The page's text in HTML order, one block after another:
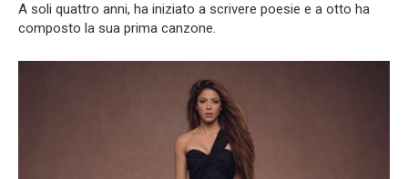
A soli quattro anni, ha iniziato a scrivere poesie e a otto ha
composto la sua prima canzone.